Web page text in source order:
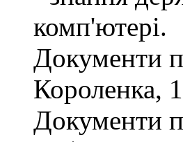
комп'ютері.
Документи
Короленка,
Документи